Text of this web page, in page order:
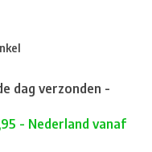
dag verzonden -
- Nederland vanaf